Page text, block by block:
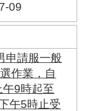
09
申請服一般
作業，自
9時起至
午5時止受